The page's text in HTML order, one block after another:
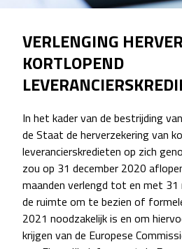
VERLENGING
KORTLOPEND
In het kader van de bestrijding
de Staat de herverzekering van
leverancierskredieten op zich
zou op 31 december 2020
maanden verlengd tot en met 31
de ruimte om te bezien of
2021 noodzakelijk is en om
krijgen van de Europese